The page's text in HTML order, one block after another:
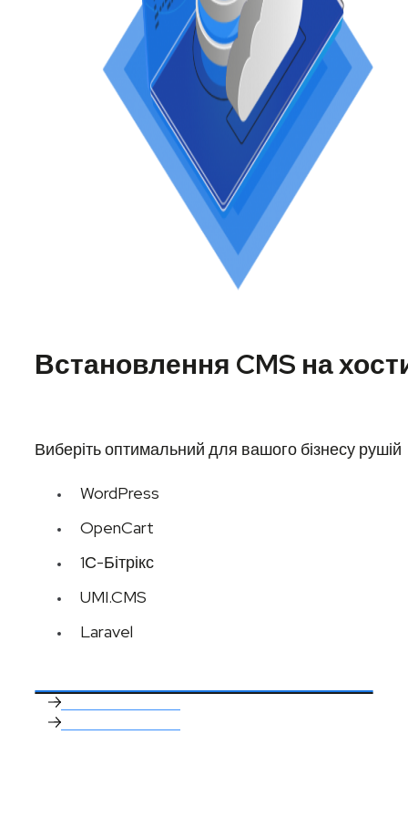
Встановлення CMS на
Виберіть оптимальний для вашого бізнесу рушій
WordPress
OpenCart
1С-Бітрікс
UMI.CMS
Laravel